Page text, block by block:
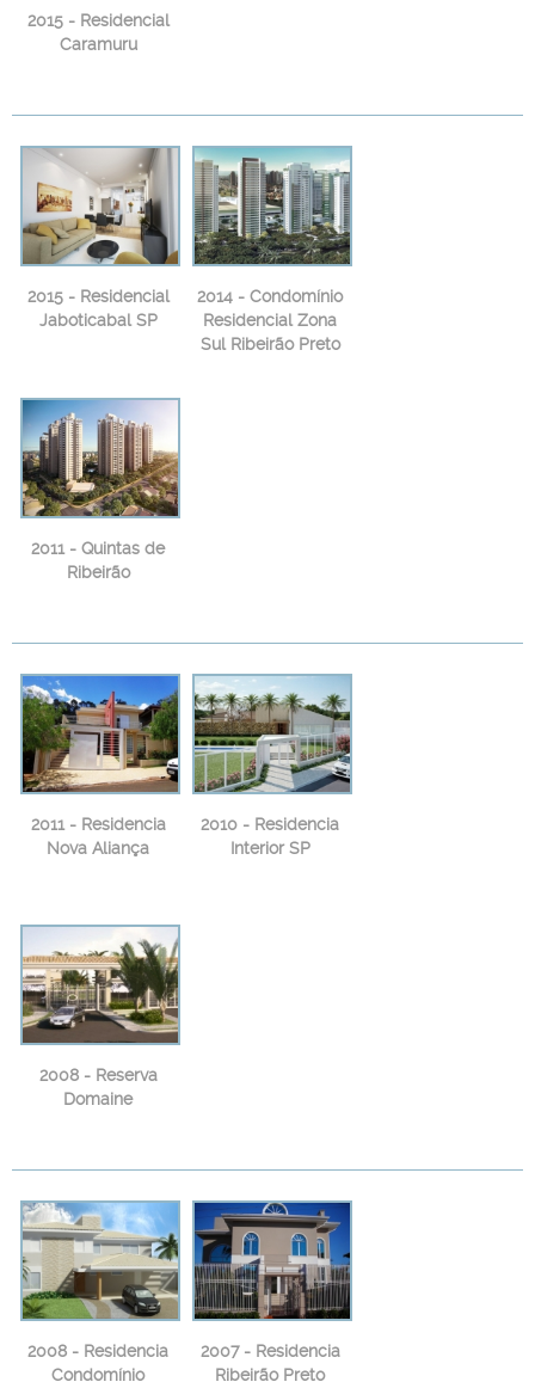
2015 - Residencial
Caramuru
2015 - Residencial
Jaboticabal SP
2014 - Condomínio
Residencial Zona
Sul Ribeirão Preto
2011 - Quintas de
Ribeirão
2011 - Residencia
Nova Aliança
2010 - Residencia
Interior SP
2008 - Reserva
Domaine
2008 - Residencia
Condomínio
2007 - Residencia
Ribeirão Preto